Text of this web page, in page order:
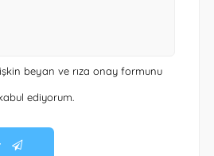
beyan ve rıza onay formunu
ediyorum.